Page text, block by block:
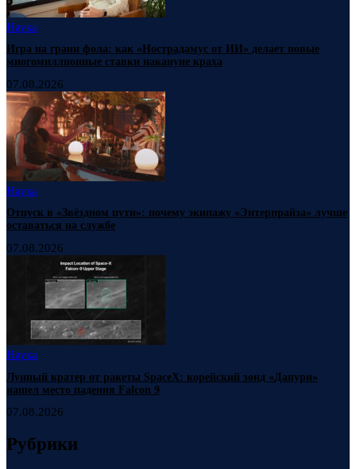
Наука
Игра на грани фола: как «Нострадамус от ИИ» делает новые
многомиллионные ставки накануне краха
07.08.2026
Наука
Отпуск в «Звёздном пути»: почему экипажу «Энтерпрайза» лучше
оставаться на службе
07.08.2026
Наука
Лунный кратер от ракеты SpaceX: корейский зонд «Данури»
нашел место падения Falcon 9
07.08.2026
Рубрики